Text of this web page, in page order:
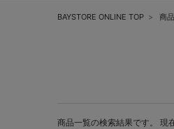
BAYSTORE ONLINE TOP 商
商品一覧の検索結果です。 現